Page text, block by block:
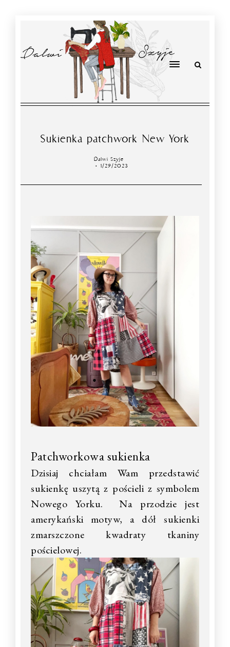
Sukienka patchwork New York
Dalwi Szyje
1/29/2023
Patchworkowa sukienka
Dzisiaj chciałam Wam przedstawić
sukienkę uszytą z pościeli z symbolem
Nowego Yorku. Na przodzie jest
amerykański motyw, a dół sukienki
zmarszczone kwadraty tkaniny
pościelowej.